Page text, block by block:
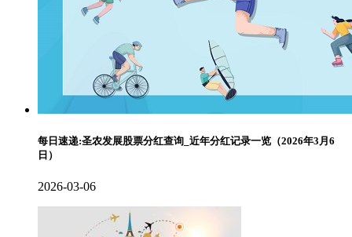
每日速递:圣农发展股票分红查询_近年分红记录一览（2026年3月6
日）
2026-03-06